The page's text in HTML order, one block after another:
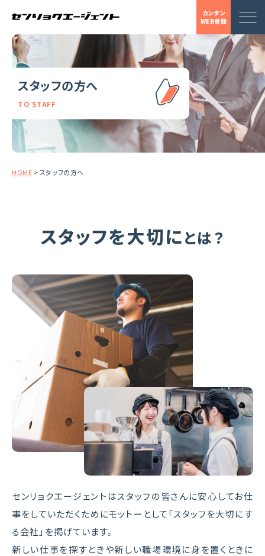
カンタン
WEB登録
スタッフの方へ
TO STAFF
HOME > スタッフの方へ
スタッフを大切にとは？
センリョクエージェントはスタッフの皆さんに安心してお仕
事をしていただくためにモットーとして「スタッフを大切にす
る会社」を掲げています。
新しい仕事を探すときや新しい職場環境に身を置くときに